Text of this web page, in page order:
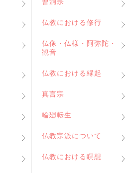
仏教における修行
仏像・仏様・阿弥陀・
観音
仏教における縁起
真言宗
輪廻転生
仏教宗派について
仏教における瞑想